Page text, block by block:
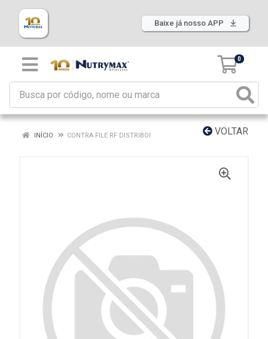
Baixe já nosso APP
0
VOLTAR
INÍCIO CONTRA FILE RF DISTRIBOI